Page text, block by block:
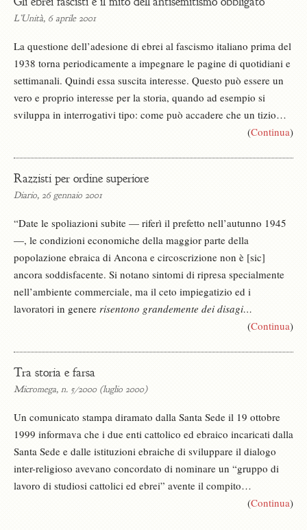
L’Unità, 6 aprile 2001
La questione dell’adesione di ebrei al fascismo italiano prima del
1938 torna periodicamente a impegnare le pagine di quotidiani e
settimanali. Quindi essa suscita interesse. Questo può essere un
vero e proprio interesse per la storia, quando ad esempio si
sviluppa in interrogativi tipo: come può accadere che un tizio…
(Continua)
Razzisti per ordine superiore
Diario, 26 gennaio 2001
“Date le spoliazioni subite — riferì il prefetto nell’autunno 1945
—, le condizioni economiche della maggior parte della
popolazione ebraica di Ancona e circoscrizione non è [sic]
ancora soddisfacente. Si notano sintomi di ripresa specialmente
nell’ambiente commerciale, ma il ceto impiegatizio ed i
lavoratori in genere risentono grandemente dei disagi…
(Continua)
Tra storia e farsa
Micromega, n. 5/2000 (luglio 2000)
Un comunicato stampa diramato dalla Santa Sede il 19 ottobre
1999 informava che i due enti cattolico ed ebraico incaricati dalla
Santa Sede e dalle istituzioni ebraiche di sviluppare il dialogo
inter-religioso avevano concordato di nominare un “gruppo di
lavoro di studiosi cattolici ed ebrei” avente il compito…
(Continua)